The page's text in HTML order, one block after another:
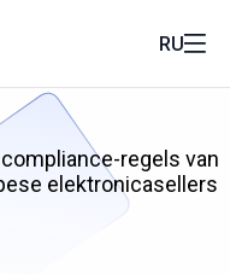
RU
regels van
elektronicasellers